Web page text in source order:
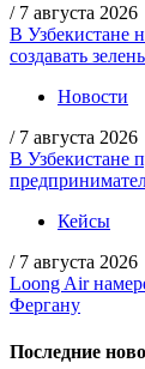
/ 7 августа 2026
В Узбекистане
создавать
Новости
/ 7 августа 2026
В Узбекистане
Кейсы
/ 7 августа 2026
Loong Air
Фергану
Последние